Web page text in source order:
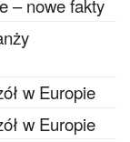
– nowe fakty
w Europie
w Europie